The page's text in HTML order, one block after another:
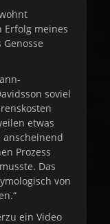
meines
soviel
etwas
Prozess
Das
von
ein Video